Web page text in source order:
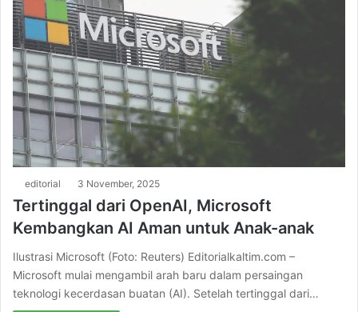
editorial 3 November, 2025
Tertinggal dari OpenAI, Microsoft
Kembangkan AI Aman untuk Anak-anak
Ilustrasi Microsoft (Foto: Reuters) Editorialkaltim.com –
Microsoft mulai mengambil arah baru dalam persaingan
teknologi kecerdasan buatan (AI). Setelah tertinggal dari…